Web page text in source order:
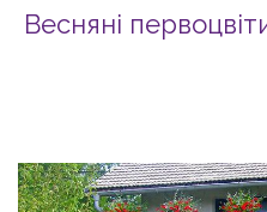
Весняні